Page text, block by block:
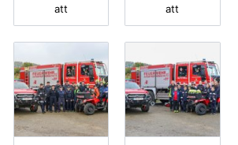
att
att